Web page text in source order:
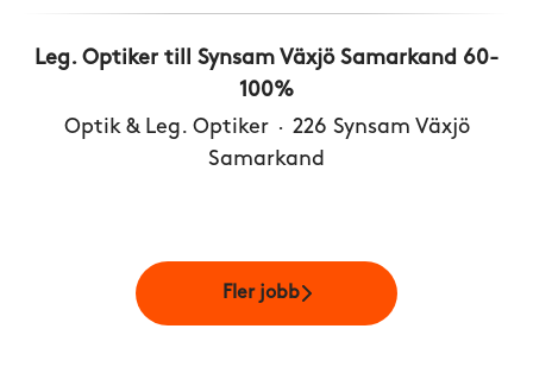
Leg. Optiker till Synsam Växjö Samarkand 60-
100%
Optik & Leg. Optiker · 226 Synsam Växjö
Samarkand
Fler jobb